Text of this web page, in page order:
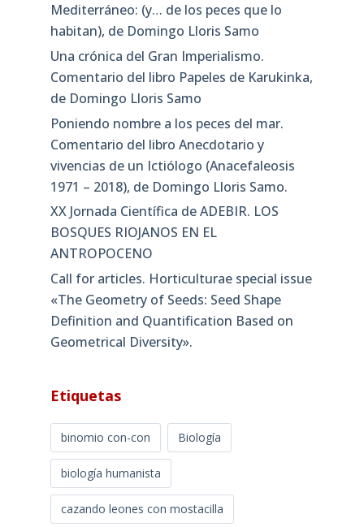
Mediterráneo: (y… de los peces que lo
habitan), de Domingo Lloris Samo
Una crónica del Gran Imperialismo.
Comentario del libro Papeles de Karukinka,
de Domingo Lloris Samo
Poniendo nombre a los peces del mar.
Comentario del libro Anecdotario y
vivencias de un Ictiólogo (Anacefaleosis
1971 – 2018), de Domingo Lloris Samo.
XX Jornada Científica de ADEBIR. LOS
BOSQUES RIOJANOS EN EL
ANTROPOCENO
Call for articles. Horticulturae special issue
«The Geometry of Seeds: Seed Shape
Definition and Quantification Based on
Geometrical Diversity»​.
Etiquetas
binomio con-con Biología
biología humanista
cazando leones con mostacilla